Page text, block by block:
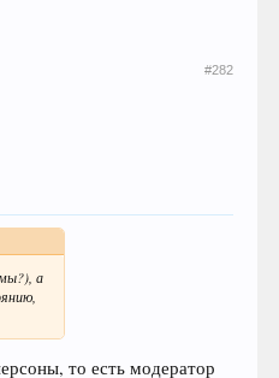
#282
а
то есть модератор